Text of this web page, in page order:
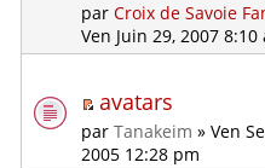
parCroix de Savoie
Ven Juin 29, 2007 8:10
avatars
parTanakeim » Ven
2005 12:28 pm